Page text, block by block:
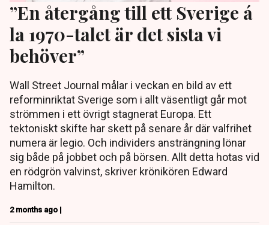
”En återgång till ett Sverige á
la 1970-talet är det sista vi
behöver”
Wall Street Journal målar i veckan en bild av ett
reforminriktat Sverige som i allt väsentligt går mot
strömmen i ett övrigt stagnerat Europa. Ett
tektoniskt skifte har skett på senare år där valfrihet
numera är legio. Och individers ansträngning lönar
sig både på jobbet och på börsen. Allt detta hotas vid
en rödgrön valvinst, skriver krönikören Edward
Hamilton.
2 months ago |